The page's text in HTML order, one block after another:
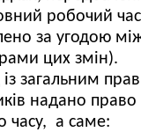
робочий
за угодою
цих змін).
загальним
надано
часу, а саме: